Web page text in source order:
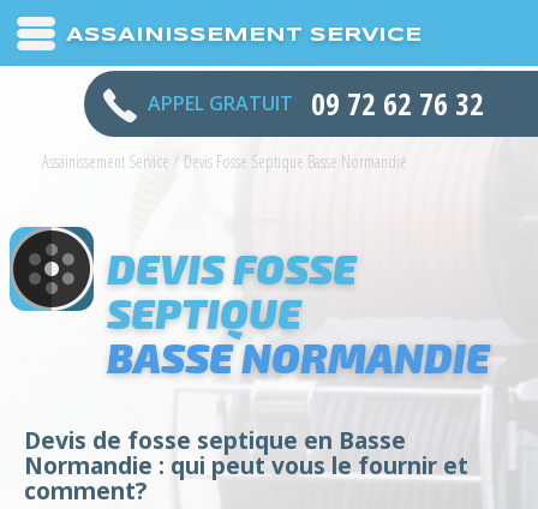
ASSAINISSEMENT SERVICE
APPEL GRATUIT 09 72 62 76 32
Assainissement Service / Devis Fosse Septique Basse Normandie
DEVIS FOSSE
SEPTIQUE
BASSE NORMANDIE
Devis de fosse septique en Basse
Normandie : qui peut vous le fournir et
comment?